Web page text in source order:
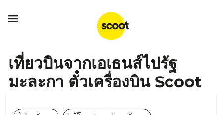

เที่ยวบินจากเอเธนส์ไปรัฐ
มะละกา ตั๋วเครื่องบิน Scoot